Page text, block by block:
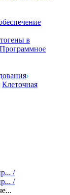
в
Программное
Клеточная
/
/